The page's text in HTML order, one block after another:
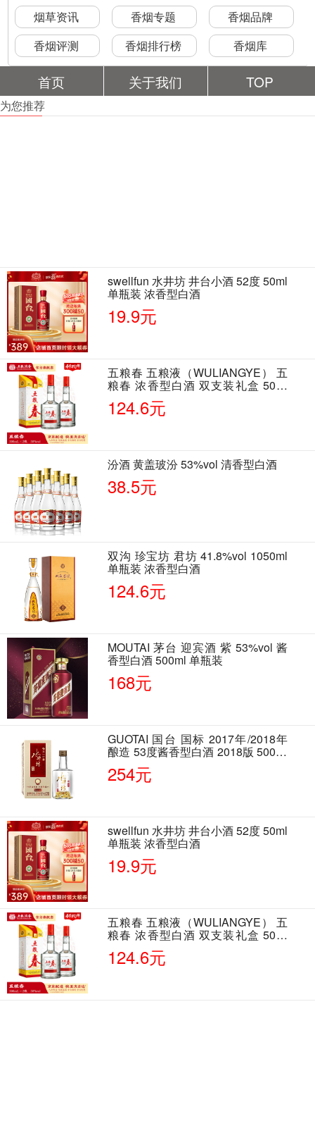
烟草资讯 香烟专题
香烟品牌
香烟评测
香烟排行榜 香烟库
首页 关于我们 TOP
为您推荐
swellfun 水井坊 井台小酒 52度 50ml
单瓶装 浓香型白酒
19.9元
五粮春 五粮液（WULIANGYE） 五
粮春 浓香型白酒 双支装礼盒 50度
500ml*2瓶 含酒具
124.6元
汾酒 黄盖玻汾 53%vol 清香型白酒
38.5元
双沟 珍宝坊 君坊 41.8%vol 1050ml
单瓶装 浓香型白酒
124.6元
MOUTAI 茅台 迎宾酒 紫 53%vol 酱
香型白酒 500ml 单瓶装
168元
GUOTAI 国台 国标 2017年/2018年
酿造 53度酱香型白酒 2018版 500ml
单瓶装
254元
swellfun 水井坊 井台小酒 52度 50ml
单瓶装 浓香型白酒
19.9元
五粮春 五粮液（WULIANGYE） 五
粮春 浓香型白酒 双支装礼盒 50度
500ml*2瓶 含酒具
124.6元